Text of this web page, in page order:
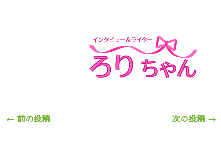
← 前の投稿 次の投稿 →